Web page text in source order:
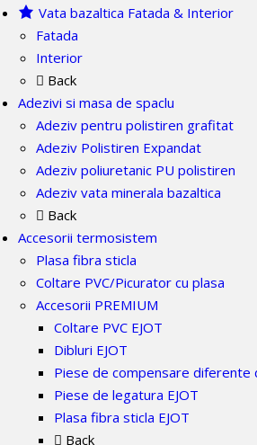
Vata bazaltica Fatada & Interior
Fatada
Interior
Back
Adezivi si masa de spaclu
Adeziv pentru polistiren grafitat
Adeziv Polistiren Expandat
Adeziv poliuretanic PU polistiren
Adeziv vata minerala bazaltica
Back
Accesorii termosistem
Plasa fibra sticla
Coltare PVC/Picurator cu plasa
Accesorii PREMIUM
Coltare PVC EJOT
Dibluri EJOT
Piese de compensare diferente
Piese de legatura EJOT
Plasa fibra sticla EJOT
Back